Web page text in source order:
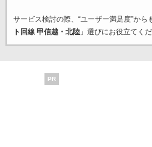
サービス検討の際、“ユーザー満足度”から
ト回線 甲信越・北陸」選びにお役立てくだ
PR